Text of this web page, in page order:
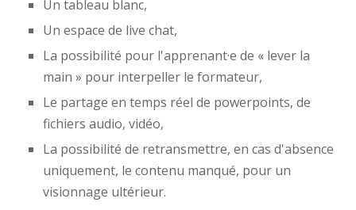
Un tableau blanc,
Un espace de live chat,
La possibilité pour l'apprenant·e de « lever la
main » pour interpeller le formateur,
Le partage en temps réel de powerpoints, de
fichiers audio, vidéo,
La possibilité de retransmettre, en cas d'absence
uniquement, le contenu manqué, pour un
visionnage ultérieur.